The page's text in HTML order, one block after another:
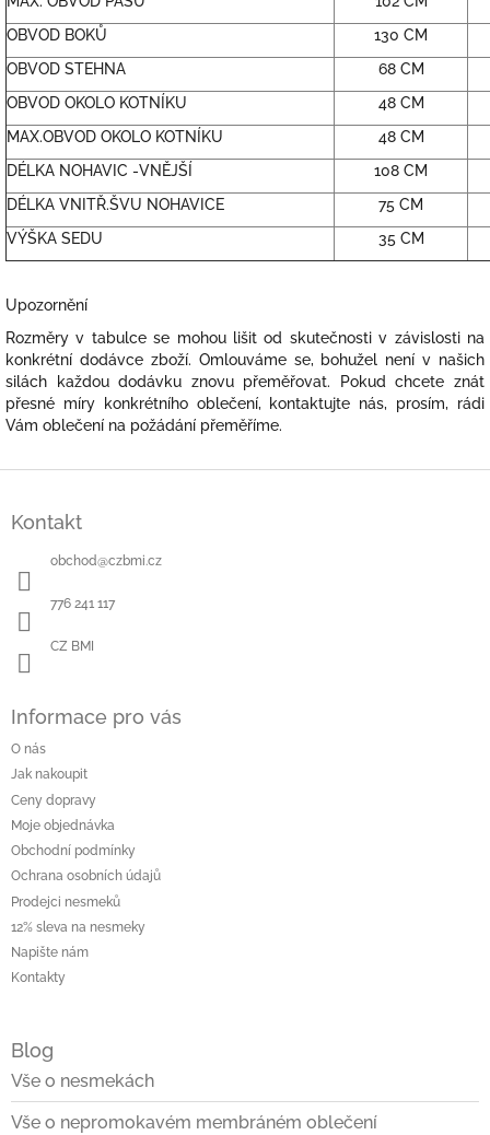
OBVOD BOKŮ
130 CM
OBVOD STEHNA
68 CM
OBVOD OKOLO KOTNÍKU
48 CM
MAX.OBVOD OKOLO KOTNÍKU
48 CM
DÉLKA NOHAVIC -VNĚJŠÍ
108 CM
DÉLKA VNITŘ.ŠVU NOHAVICE
75 CM
VÝŠKA SEDU
35 CM
Upozornění
Rozměry v tabulce se mohou lišit od skutečnosti v závislosti na
konkrétní dodávce zboží. Omlouváme se, bohužel není v našich
silách každou dodávku znovu přeměřovat. Pokud chcete znát
přesné míry konkrétního oblečení, kontaktujte nás, prosím, rádi
Vám oblečení na požádání přeměříme.
Kontakt
obchod@czbmi.cz
776 241 117
CZ BMI
Informace pro vás
O nás
Jak nakoupit
Ceny dopravy
Moje objednávka
Obchodní podmínky
Ochrana osobních údajů
Prodejci nesmeků
12% sleva na nesmeky
Napište nám
Kontakty
Blog
Vše o nesmekách
Vše o nepromokavém membráném oblečení